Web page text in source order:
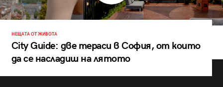
НЕЩАТА ОТ ЖИВОТА
City Guide: две тераси в София, от които
да се насладиш на лятото